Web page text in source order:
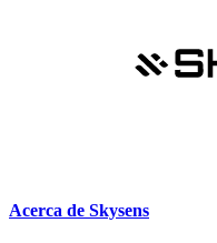
Acerca de Skysens